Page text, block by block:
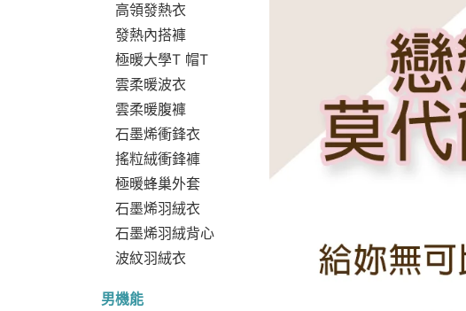
高領發熱衣
發熱內搭褲
極暖大學T 帽T
雲柔暖波衣
雲柔暖腹褲
石墨烯衝鋒衣
搖粒絨衝鋒褲
極暖蜂巢外套
石墨烯羽絨衣
石墨烯羽絨背心
波紋羽絨衣
男機能